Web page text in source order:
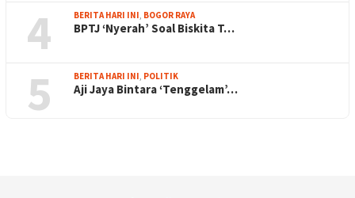
4 BERITA HARI INI BOGOR RAYA
BPTJ ‘Nyerah’ Soal Biskita T…
5 BERITA HARI INI POLITIK
Aji Jaya Bintara ‘Tenggelam’…